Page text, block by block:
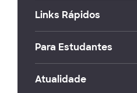
Links Rápidos
Para Estudantes
Atualidade